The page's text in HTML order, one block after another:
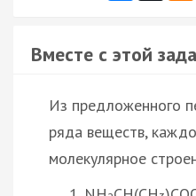
Вместе с этой
Из предложенного
ряда веществ,
молекулярное